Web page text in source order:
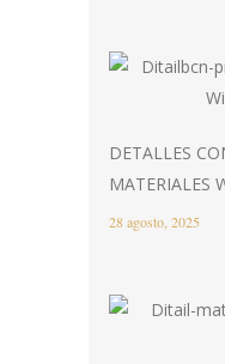
DETALLES
MATERIALES
28 agosto, 2025